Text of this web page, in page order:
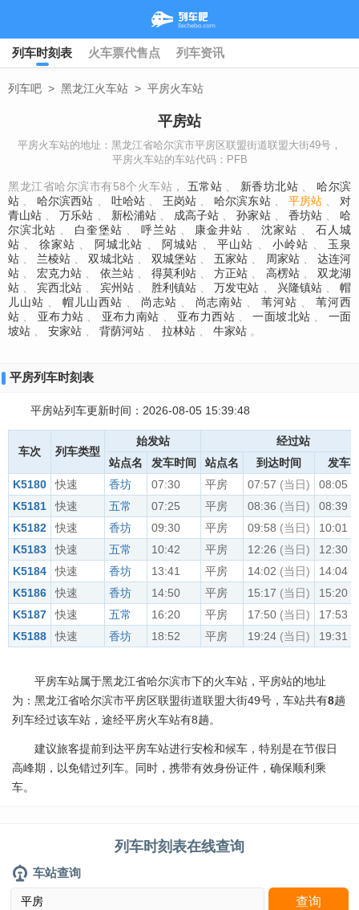
列车时刻表 火车票代售点 列车资讯
列车吧 > 黑龙江火车站 > 平房火车站
平房站
平房火车站的地址：黑龙江省哈尔滨市平房区联盟街道联盟大街49号，
平房火车站的车站代码：PFB
黑龙江省哈尔滨市有58个火车站， 五常站 新香坊北站
哈尔滨
站
哈尔滨西站 吐哈站 王岗站 哈尔滨东站 平房站
对
青山站
万乐站 新松浦站 成高子站 孙家站 香坊站
哈
尔滨北站
白奎堡站 呼兰站 康金井站 沈家站
石人城
站
徐家站 阿城北站 阿城站 平山站 小岭站
玉泉
站
兰棱站 双城北站 双城堡站 五家站 周家站
达连河
站
宏克力站 依兰站 得莫利站 方正站 高楞站
双龙湖
站
宾西北站 宾州站 胜利镇站 万发屯站 兴隆镇站
帽
儿山站
帽儿山西站 尚志站 尚志南站 苇河站
苇河西
站
亚布力站 亚布力南站 亚布力西站 一面坡北站
一面
坡站
安家站 背荫河站 拉林站 牛家站 。
平房列车时刻表
平房站列车更新时间：2026-08-05 15:39:48
车次 列车类型
始发站
经过站
站点名
发车时间 站点名 到达时间
发车
K5180
快速 香坊 07:30 平房 07:57 (当日) 08:05
K5181
快速 五常 07:25 平房 08:36 (当日) 08:39
K5182
快速 香坊 09:30 平房 09:58 (当日) 10:01
K5183
快速 五常 10:42 平房 12:26 (当日) 12:30
K5184
快速 香坊 13:41 平房 14:02 (当日) 14:04
K5186
快速 香坊 14:50 平房 15:17 (当日) 15:20
K5187
快速 五常 16:20 平房 17:50 (当日) 17:53
K5188
快速 香坊 18:52 平房 19:24 (当日) 19:31
平房车站属于黑龙江省哈尔滨市下的火车站，平房站的地址
为：黑龙江省哈尔滨市平房区联盟街道联盟大街49号，车站共有8趟
列车经过该车站，途经平房火车站有8趟。
建议旅客提前到达平房车站进行安检和候车，特别是在节假日
高峰期，以免错过列车。同时，携带有效身份证件，确保顺利乘
车。
列车时刻表在线查询
车站查询